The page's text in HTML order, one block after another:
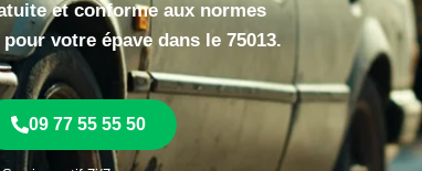
et conforme aux normes
votre épave dans le 75013.
09 77 55 55 50